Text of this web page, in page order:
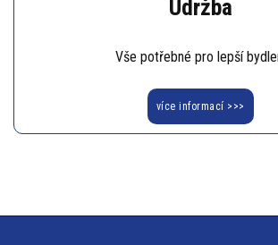
Údržba
Vše potřebné pro lepší
více informací >>>